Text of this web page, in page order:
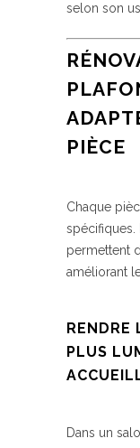
selon son
PIÈCE
Chaque
spécifiques.
permettent
améliorant
RENDRE
PLUS
Dans un